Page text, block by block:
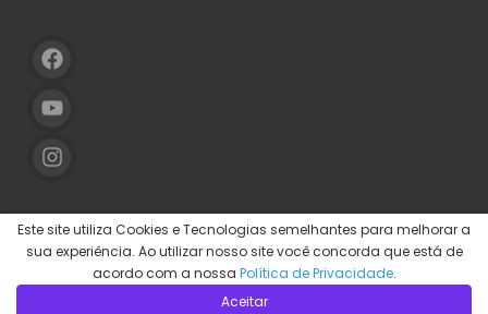
Este site utiliza Cookies e Tecnologias semelhantes para melhorar a
sua experiência. Ao utilizar nosso site você concorda que está de
acordo com a nossa Política de Privacidade.
Aceitar